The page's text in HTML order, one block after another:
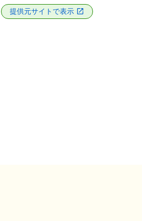
提供元サイトで表示